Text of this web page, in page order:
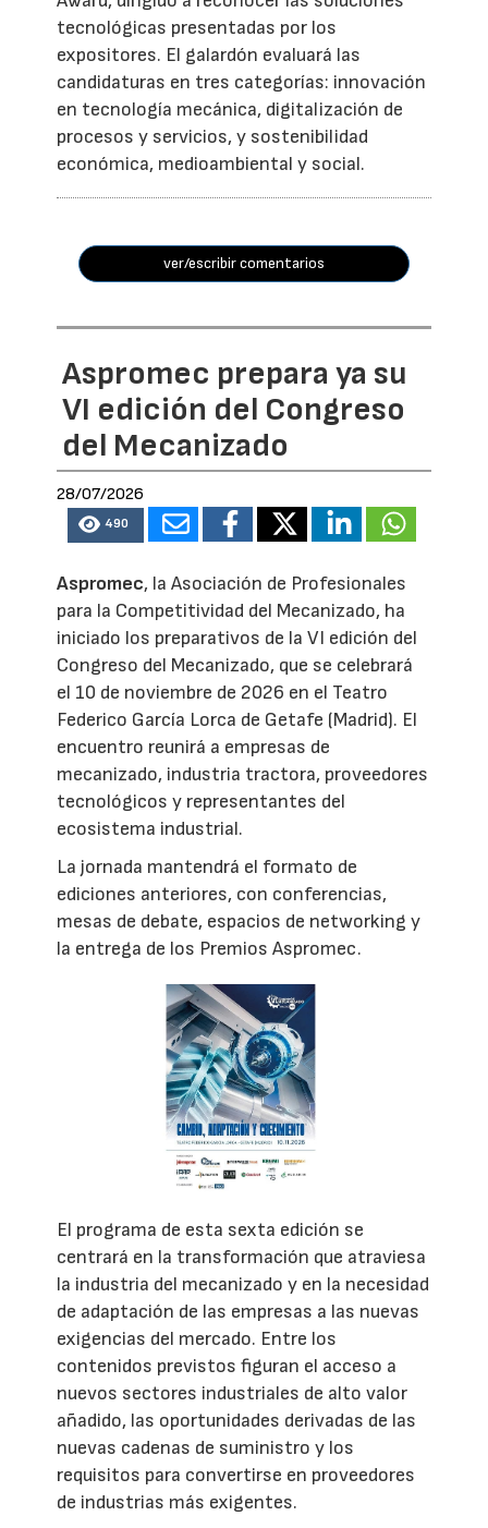
tecnológicas presentadas por los
expositores. El galardón evaluará las
candidaturas en tres categorías: innovación
en tecnología mecánica, digitalización de
procesos y servicios, y sostenibilidad
económica, medioambiental y social.
ver/escribir comentarios
Aspromec prepara ya su
VI edición del Congreso
del Mecanizado
28/07/2026
490
Aspromec, la Asociación de Profesionales
para la Competitividad del Mecanizado, ha
iniciado los preparativos de la VI edición del
Congreso del Mecanizado, que se celebrará
el 10 de noviembre de 2026 en el Teatro
Federico García Lorca de Getafe (Madrid). El
encuentro reunirá a empresas de
mecanizado, industria tractora, proveedores
tecnológicos y representantes del
ecosistema industrial.
La jornada mantendrá el formato de
ediciones anteriores, con conferencias,
mesas de debate, espacios de networking y
la entrega de los Premios Aspromec.
El programa de esta sexta edición se
centrará en la transformación que atraviesa
la industria del mecanizado y en la necesidad
de adaptación de las empresas a las nuevas
exigencias del mercado. Entre los
contenidos previstos figuran el acceso a
nuevos sectores industriales de alto valor
añadido, las oportunidades derivadas de las
nuevas cadenas de suministro y los
requisitos para convertirse en proveedores
de industrias más exigentes.